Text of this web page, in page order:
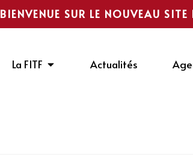
BIENVENUE SUR LE NOUVEAU
La FITF Actualités